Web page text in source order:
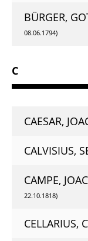
BÜRGER,
08.06.1794)
C
CAESAR,
CALVISIUS,
CAMPE,
22.10.1818)
CELLARIUS,